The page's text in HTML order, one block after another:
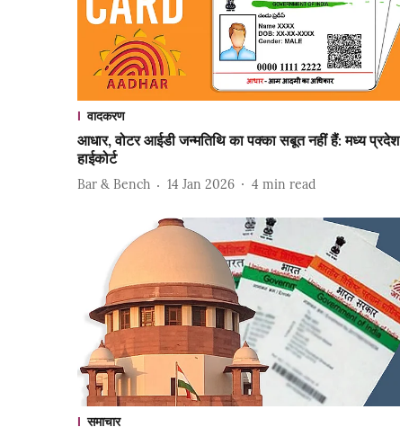
वादकरण
आधार, वोटर आईडी जन्मतिथि का पक्का सबूत नहीं हैं: मध्य प्रदेश
हाईकोर्ट
Bar & Bench 14 Jan 2026 4 min read
समाचार